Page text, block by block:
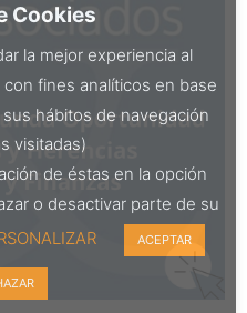
Cookies
la mejor experiencia al
fines analíticos en base
hábitos de navegación
visitadas)
de éstas en la opción
o desactivar parte de su
ACEPTAR